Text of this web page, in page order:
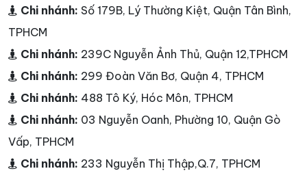
Chi nhánh: Số 179B, Lý Thường Kiệt, Quận Tân Bình,
TPHCM
Chi nhánh: 239C Nguyễn Ảnh Thủ, Quận 12,TPHCM
Chi nhánh: 299 Đoàn Văn Bơ, Quận 4, TPHCM
Chi nhánh: 488 Tô Ký, Hóc Môn, TPHCM
Chi nhánh: 03 Nguyễn Oanh, Phường 10, Quận Gò
Vấp, TPHCM
Chi nhánh: 233 Nguyễn Thị Thập,Q.7, TPHCM